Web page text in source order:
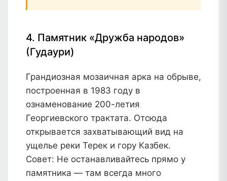
4. Памятник «Дружба народов»
(Гудаури)
Грандиозная мозаичная арка на обрыве,
построенная в 1983 году в
ознаменование 200-летия
Георгиевского трактата. Отсюда
открывается захватывающий вид на
ущелье реки Терек и гору Казбек.
Совет: Не останавливайтесь прямо у
памятника — там всегда много